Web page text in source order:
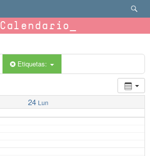
Calendario
Etiquetas:
24 Lun